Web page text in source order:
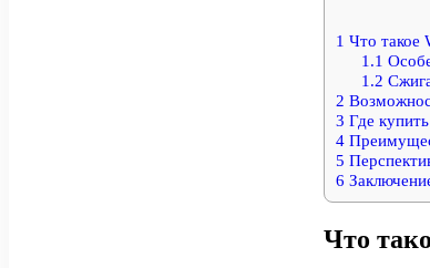
1 Что такое
1.1
1.2
2
3 Где
4
5
6
Что